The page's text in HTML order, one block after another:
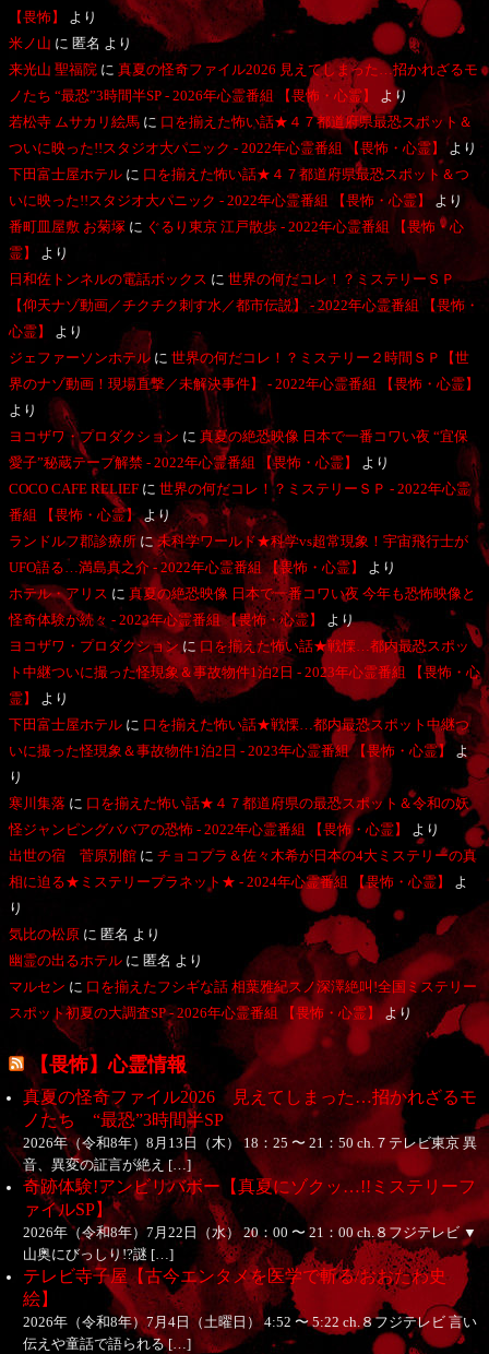
【畏怖】
より
米ノ山 に 匿名 より
来光山 聖福院 に 真夏の怪奇ファイル2026 見えてしまった…招かれざるモ
ノたち “最恐”3時間半SP - 2026年心霊番組 【畏怖・心霊】
より
若松寺 ムサカリ絵馬 に 口を揃えた怖い話★４７都道府県最恐スポット＆
ついに映った!!スタジオ大パニック - 2022年心霊番組 【畏怖・心霊】 より
下田富士屋ホテル に 口を揃えた怖い話★４７都道府県最恐スポット＆つ
いに映った!!スタジオ大パニック - 2022年心霊番組 【畏怖・心霊】より
番町皿屋敷 お菊塚 に ぐるり東京 江戸散歩 - 2022年心霊番組 【畏怖・心
霊】
より
日和佐トンネルの電話ボックス に 世界の何だコレ！？ミステリーＳＰ
【仰天ナゾ動画／チクチク刺す水／都市伝説】 - 2022年心霊番組 【畏怖・
心霊】
より
ジェファーソンホテル に 世界の何だコレ！？ミステリー２時間ＳＰ【世
界のナゾ動画！現場直撃／未解決事件】 - 2022年心霊番組 【畏怖・心霊】
より
ヨコザワ・プロダクション に 真夏の絶恐映像 日本で一番コワい夜 “宜保
愛子”秘蔵テープ解禁 - 2022年心霊番組 【畏怖・心霊】
より
COCO CAFE RELIEF に 世界の何だコレ！？ミステリーＳＰ - 2022年心霊
番組 【畏怖・心霊】より
ランドルフ郡診療所 に未科学ワールド★科学vs超常現象！宇宙飛行士が
UFO語る…満島真之介 - 2022年心霊番組 【畏怖・心霊】
より
ホテル・アリス に 真夏の絶恐映像 日本で一番コワい夜 今年も恐怖映像と
怪奇体験が続々 - 2023年心霊番組 【畏怖・心霊】
より
ヨコザワ・プロダクションに口を揃えた怖い話★戦慄…都内最恐スポッ
ト中継ついに撮った怪現象＆事故物件1泊2日 - 2023年心霊番組 【畏怖・心
霊】
より
下田富士屋ホテル に 口を揃えた怖い話★戦慄…都内最恐スポット中継つ
いに撮った怪現象＆事故物件1泊2日 - 2023年心霊番組 【畏怖・心霊】
よ
り
寒川集落 に 口を揃えた怖い話★４７都道府県の最恐スポット＆令和の妖
怪ジャンピングババアの恐怖 - 2022年心霊番組 【畏怖・心霊】
より
出世の宿 菅原別館 に チョコプラ＆佐々木希が日本の4大ミステリーの真
相に迫る★ミステリープラネット★ - 2024年心霊番組 【畏怖・心霊】
よ
り
気比の松原 に 匿名 より
幽霊の出るホテル に 匿名 より
マルセン に 口を揃えたフシギな話 相葉雅紀スノ深澤絶叫!全国ミステリー
スポット初夏の大調査SP - 2026年心霊番組 【畏怖・心霊】 より
【畏怖】心霊情報
真夏の怪奇ファイル2026 見えてしまった…招かれざるモ
ノたち “最恐”3時間半SP
2026年（令和8年）8月13日（木） 18：25 〜 21：50 ch.７テレビ東京 異
音、異変の証言が絶え […]
奇跡体験!アンビリバボー【真夏にゾクッ…!!ミステリーフ
ァイルSP】
2026年（令和8年）7月22日（水） 20：00 〜 21：00 ch.８フジテレビ ▼
山奥にびっしり!?謎 […]
テレビ寺子屋【古今エンタメを医学で斬る/おおたわ史
絵】
2026年（令和8年）7月4日（土曜日） 4:52 〜 5:22 ch.８フジテレビ 言い
伝えや童話で語られる […]